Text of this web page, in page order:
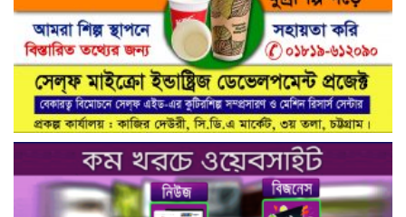
নিরাপদ সড়ক গড়তে কাঁধে কাঁধ মিলিয়ে কাজ
করার প্রত্যয়: নিসচা পলাশ উপজেলা শাখার
আইডি কার্ড বিতরণ ও পরিচিতি সভা সম্পন্ন**
নাগরিক সেবা প্রদানে মাধবদী পৌরসভার
যুগান্তকারী সাফল্য স্বস্তিতে পৌরবাসী
গাজীপুরের কালিয়াকৈরে ভেজাল সন্দেশ